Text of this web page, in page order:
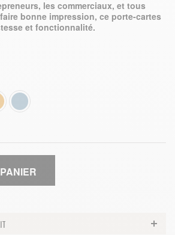
les commerciaux, et tous
bonne impression, ce porte-cartes
et fonctionnalité.